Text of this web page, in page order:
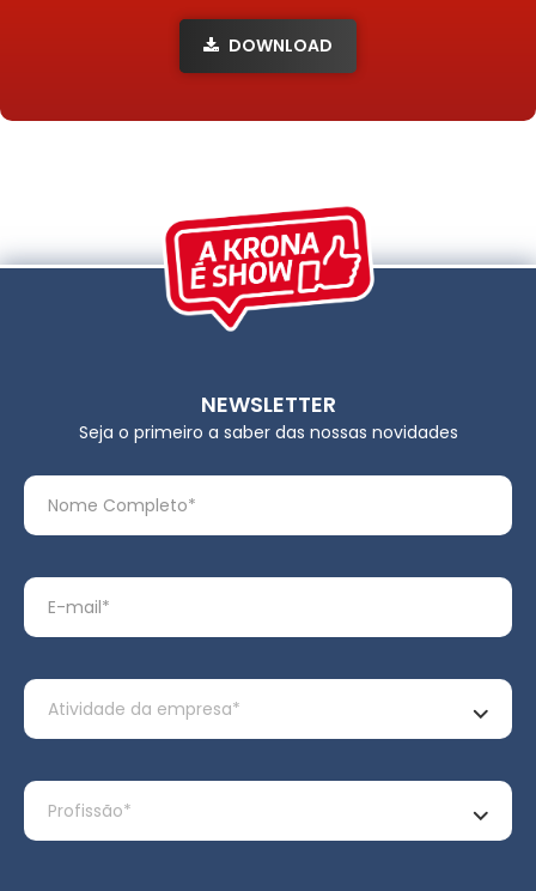
DOWNLOAD
NEWSLETTER
Seja o primeiro a saber das nossas novidades